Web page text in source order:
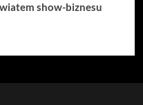
show-biznesu